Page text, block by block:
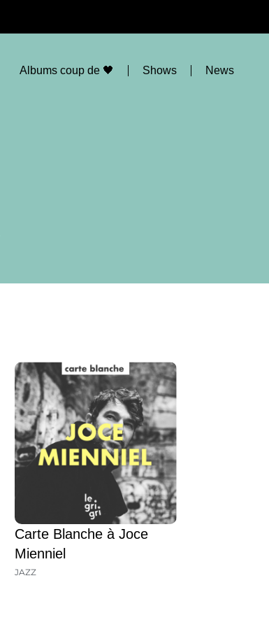
Albums coup de 🖤 Shows News
Carte Blanche à Joce
Mienniel
JAZZ